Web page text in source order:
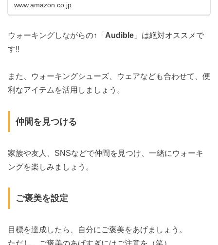
www.amazon.co.jp
ウォーキングしながらの↑「 Audible 」は絶対オススメで
す‼︎
また、ウォーキングシューズ、ウェアなども合わせて、便
利なアイテムを活用しましょう。
仲間を見つける
家族や友人、SNSなどで仲間を見つけ、一緒にウォーキ
ングを楽しみましょう。
ご褒美を設定
目標を達成したら、自分にご褒美をあげましょう。